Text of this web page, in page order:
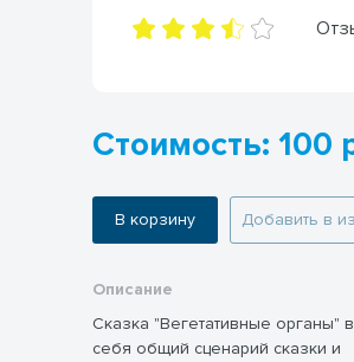
Стоимость: 100
В корзину Добавить в
Описание
Сказка "Вегетативные органы"
себя общий сценарий сказки и